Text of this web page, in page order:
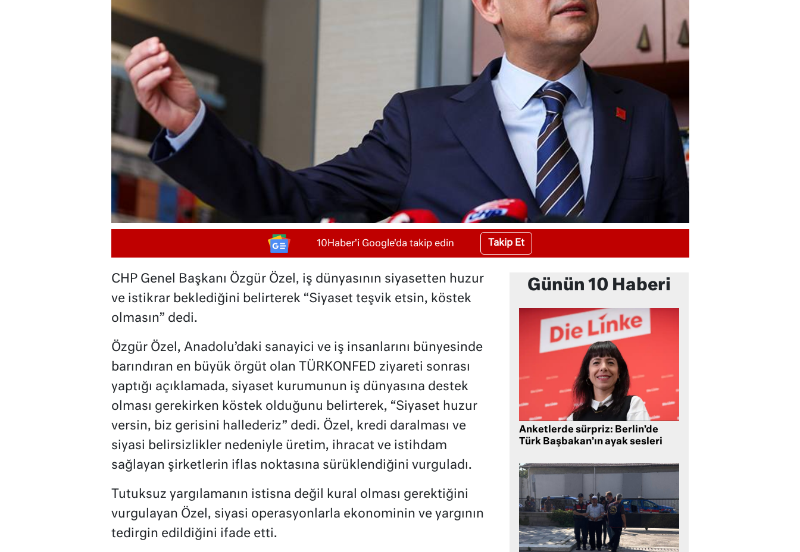
10Haber'i Google'da takip edin Takip Et
CHP Genel Başkanı Özgür Özel, iş dünyasının siyasetten huzur
ve istikrar beklediğini belirterek “Siyaset teşvik etsin, köstek
olmasın” dedi.
Özgür Özel, Anadolu’daki sanayici ve iş insanlarını bünyesinde
barındıran en büyük örgüt olan TÜRKONFED ziyareti sonrası
yaptığı açıklamada, siyaset kurumunun iş dünyasına destek
olması gerekirken köstek olduğunu belirterek, “Siyaset huzur
versin, biz gerisini hallederiz” dedi. Özel, kredi daralması ve
siyasi belirsizlikler nedeniyle üretim, ihracat ve istihdam
sağlayan şirketlerin iflas noktasına sürüklendiğini vurguladı.
Tutuksuz yargılamanın istisna değil kural olması gerektiğini
vurgulayan Özel, siyasi operasyonlarla ekonominin ve yargının
tedirgin edildiğini ifade etti.
Günün 10 Haberi
Anketlerde sürpriz: Berlin’de
Türk Başbakan’ın ayak sesleri